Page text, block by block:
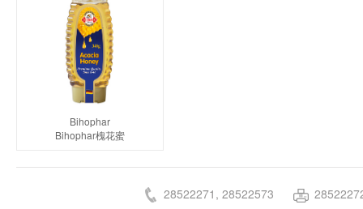
Bihophar
Bihophar槐花蜜
28522271, 28522573